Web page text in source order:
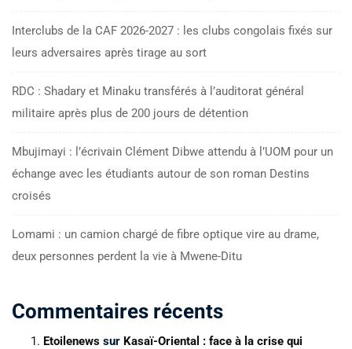
Interclubs de la CAF 2026-2027 : les clubs congolais fixés sur
leurs adversaires après tirage au sort
RDC : Shadary et Minaku transférés à l’auditorat général
militaire après plus de 200 jours de détention
Mbujimayi : l’écrivain Clément Dibwe attendu à l’UOM pour un
échange avec les étudiants autour de son roman Destins
croisés
Lomami : un camion chargé de fibre optique vire au drame,
deux personnes perdent la vie à Mwene-Ditu
Commentaires récents
Etoilenews sur Kasaï-Oriental : face à la crise qui